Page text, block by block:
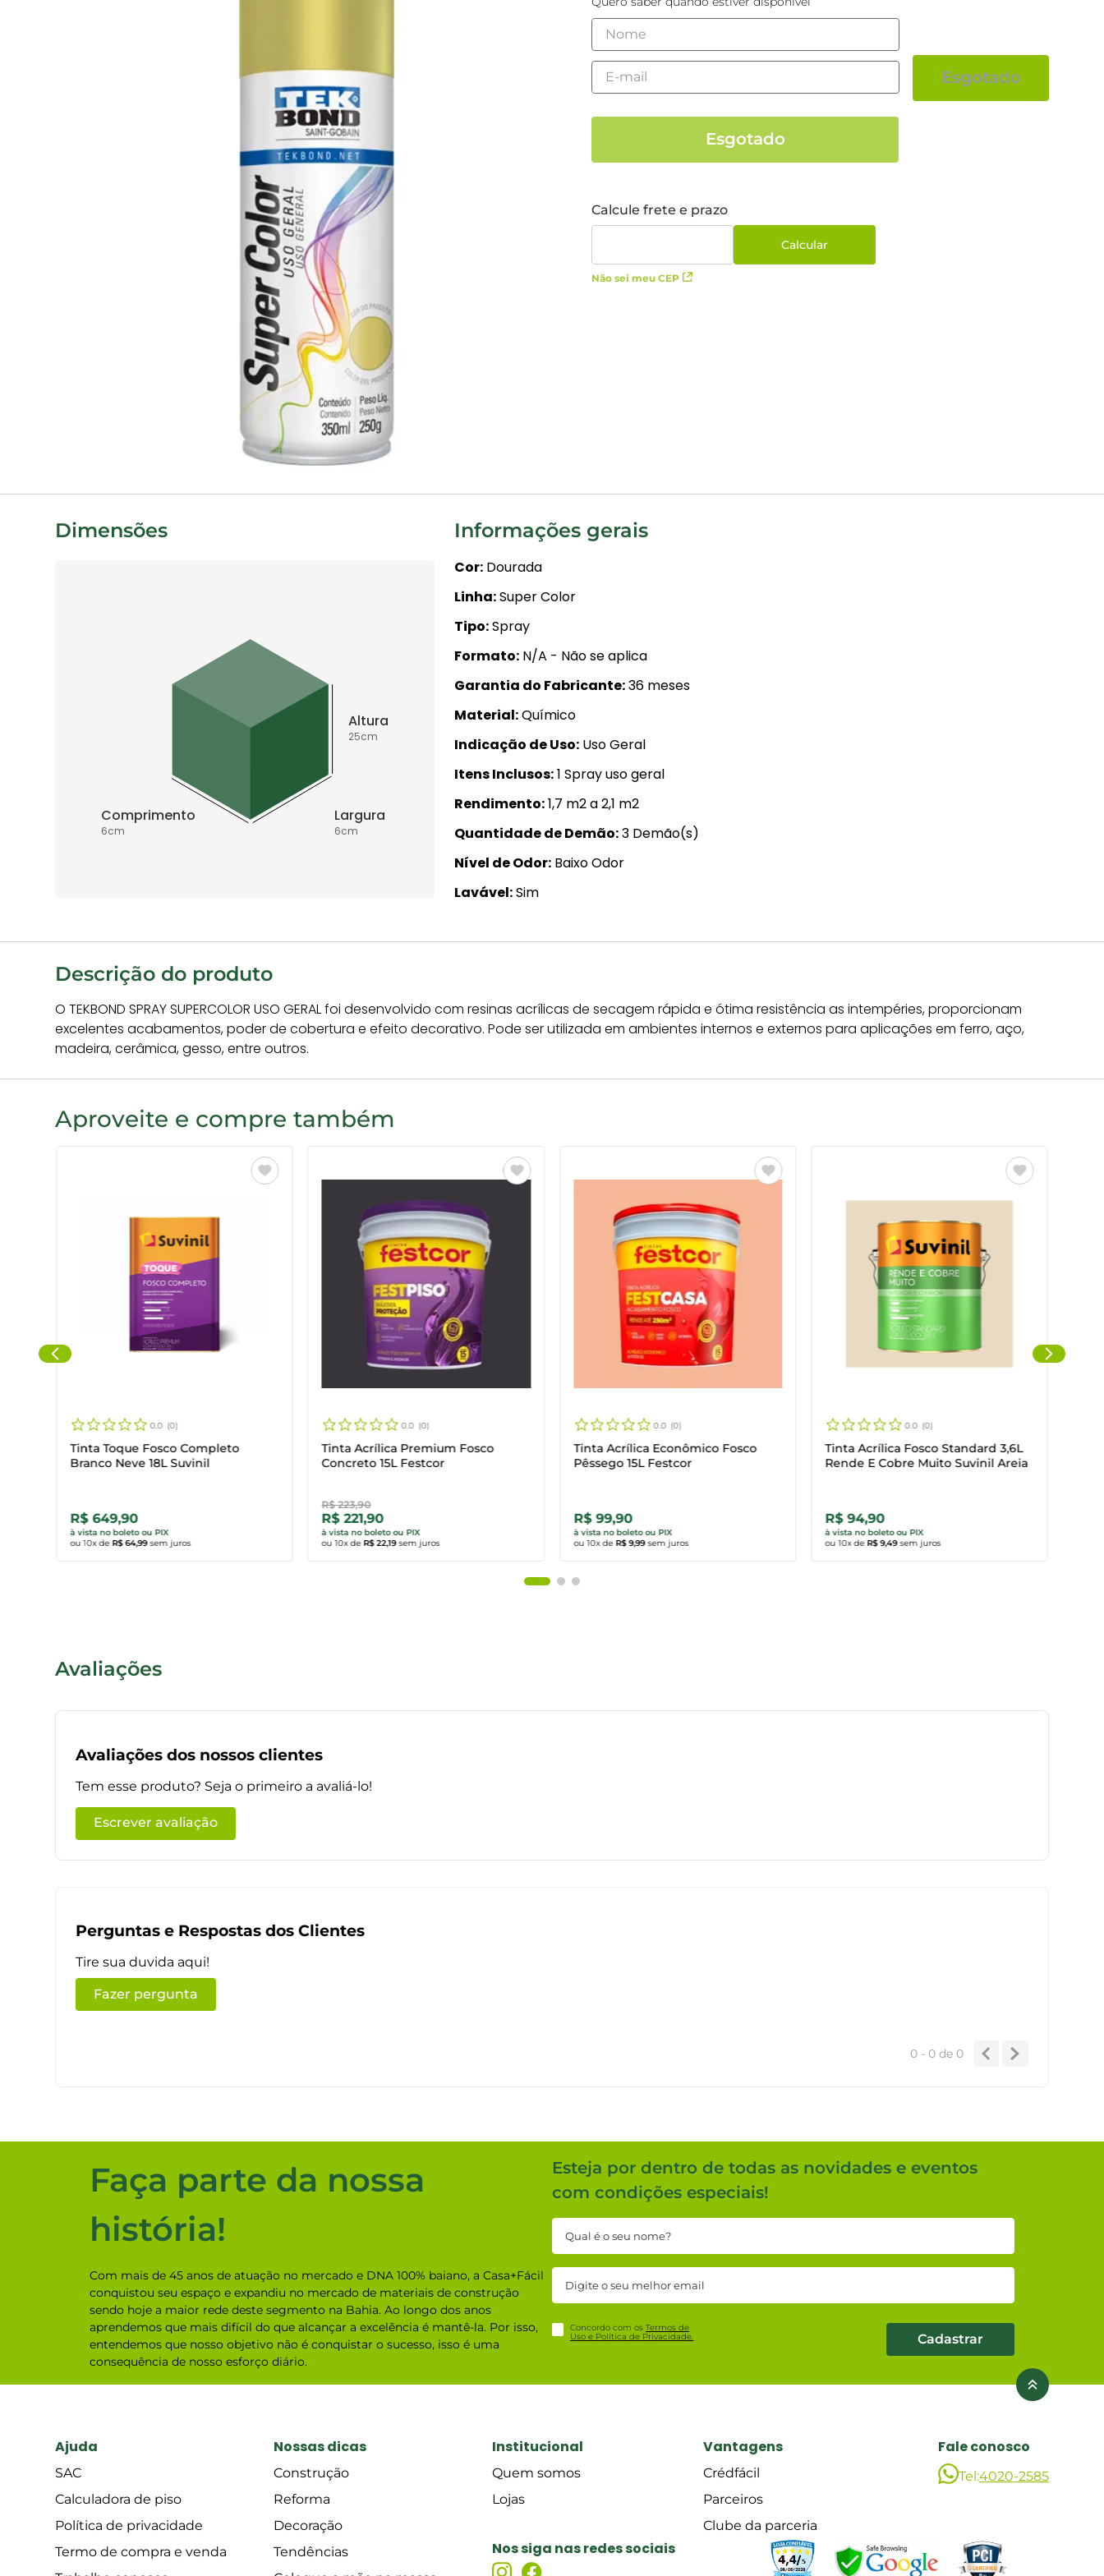
Esgotado
Não sei meu CEP
Dimensões
Altura
25cm
Largura
6cm
Comprimento
6cm
Informações gerais
Cor Dourada
Linha Super Color
Tipo Spray
Formato N/A - Não se aplica
Garantia do Fabricante 36 meses
Material Químico
Indicação de Uso Uso Geral
Itens Inclusos 1 Spray uso geral
Rendimento 1,7 m2 a 2,1 m2
Quantidade de Demão 3 Demão(s)
Nível de Odor Baixo Odor
Lavável Sim
Descrição do produto
O TEKBOND SPRAY SUPERCOLOR USO GERAL foi desenvolvido com resinas acrílicas de secagem rápida e ótima resistência as intempéries, proporcionam
excelentes acabamentos, poder de cobertura e efeito decorativo. Pode ser utilizada em ambientes internos e externos para aplicações em ferro, aço,
madeira, cerâmica, gesso, entre outros.
Aproveite e compre também
0.0 0
Tinta Toque Fosco Completo
Branco Neve 18L Suvinil
R$ 649,90
à vista no boleto ou PIX
ou10x de R$ 64,99 sem juros
Comprar agora
0.0 0
Tinta Acrílica Premium Fosco
Concreto 15L Festcor
R$ 223,90
R$ 221,90
à vista no boleto ou PIX
ou10x de R$ 22,19 sem juros
Comprar agora
0.0 0
Tinta Acrílica Econômico Fosco
Pêssego 15L Festcor
R$ 99,90
à vista no boleto ou PIX
ou 10x de R$ 9,99 sem juros
Comprar agora
0.0 0
Tinta Acrílica Fosco Standard 3,6L
Rende E Cobre Muito Suvinil Areia
R$ 94,90
à vista no boleto ou PIX
ou10x de R$ 9,49 sem juros
Comprar agora
Avaliações
Avaliações dos nossos clientes
Tem esse produto? Seja o primeiro a avaliá-lo!
Escrever avaliação
Perguntas e Respostas dos Clientes
Tire sua duvida aqui!
Fazer pergunta
0 - 0 de 0
Faça parte da nossa
história!
Com mais de 45 anos de atuação no mercado e DNA 100% baiano, a Casa+Fácil
conquistou seu espaço e expandiu no mercado de materiais de construção
sendo hoje a maior rede deste segmento na Bahia. Ao longo dos anos
aprendemos que mais difícil do que alcançar a excelência é mantê-la. Por isso,
entendemos que nosso objetivo não é conquistar o sucesso, isso é uma
consequência de nosso esforço diário.
Esteja por dentro de todas as novidades e eventos
com condições especiais!
Concordo com osTermos de
Uso e Política de Privacidade.
Cadastrar
Ajuda
SAC
Calculadora de piso
Política de privacidade
Termo de compra e venda
Nossas dicas
Construção
Reforma
Decoração
Tendências
Institucional
Quem somos
Lojas
Vantagens
Crédfácil
Parceiros
Clube da parceria
Fale conosco
Tel:4020-2585
Nos siga nas redes sociais